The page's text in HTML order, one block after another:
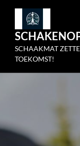
Skip
content
SCHAAKMAT
TOEKOMST!